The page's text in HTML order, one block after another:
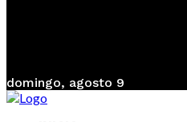
domingo, agosto 9